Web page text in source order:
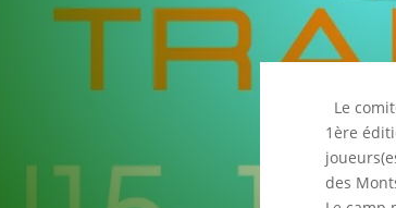
Le
1ère
des